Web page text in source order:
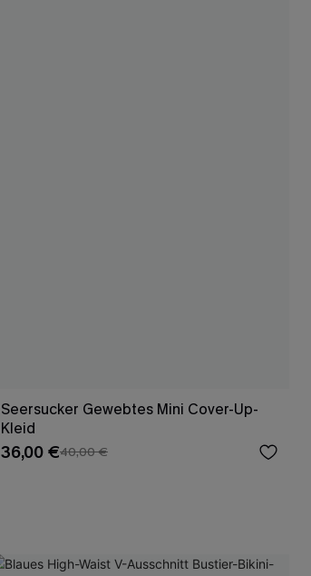
Seersucker Gewebtes Mini Cover-Up-
Kleid
36,00 €40,00 €